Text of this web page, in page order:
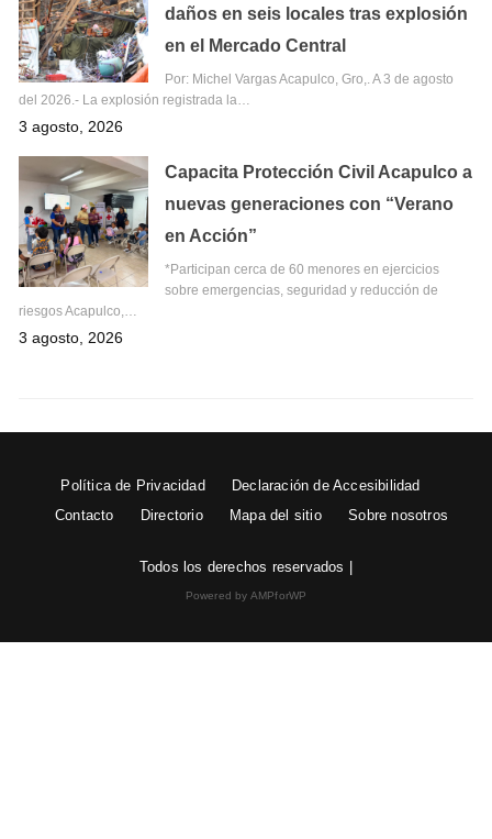
daños en seis locales tras explosión
en el Mercado Central
Por: Michel Vargas Acapulco, Gro,. A 3 de agosto
del 2026.- La explosión registrada la…
3 agosto, 2026
Capacita Protección Civil Acapulco a
nuevas generaciones con “Verano
en Acción”
*Participan cerca de 60 menores en ejercicios
sobre emergencias, seguridad y reducción de
riesgos Acapulco,…
3 agosto, 2026
Política de Privacidad
Declaración de Accesibilidad
Contacto
Directorio Mapa del sitio Sobre nosotros
Todos los derechos reservados |
Powered by AMPforWP